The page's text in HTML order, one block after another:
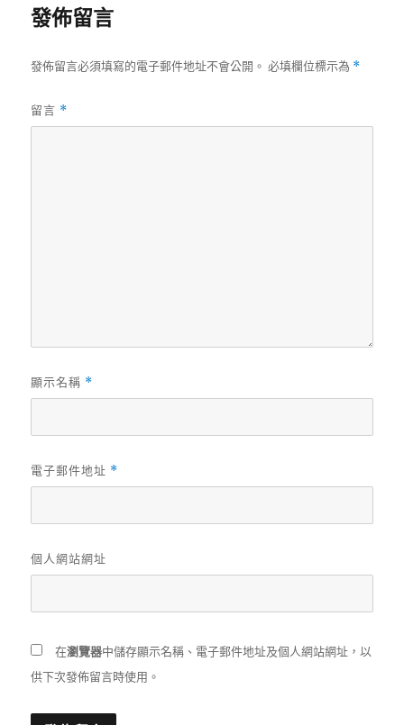
發佈留言
發佈留言必須填寫的電子郵件地址不會公開。 必填欄位標示為 *
留言 *
顯示名稱 *
電子郵件地址 *
個人網站網址
在瀏覽器中儲存顯示名稱、電子郵件地址及個人網站網址，以
供下次發佈留言時使用。